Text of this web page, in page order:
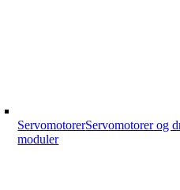
ServomotorerServomotorer og
moduler